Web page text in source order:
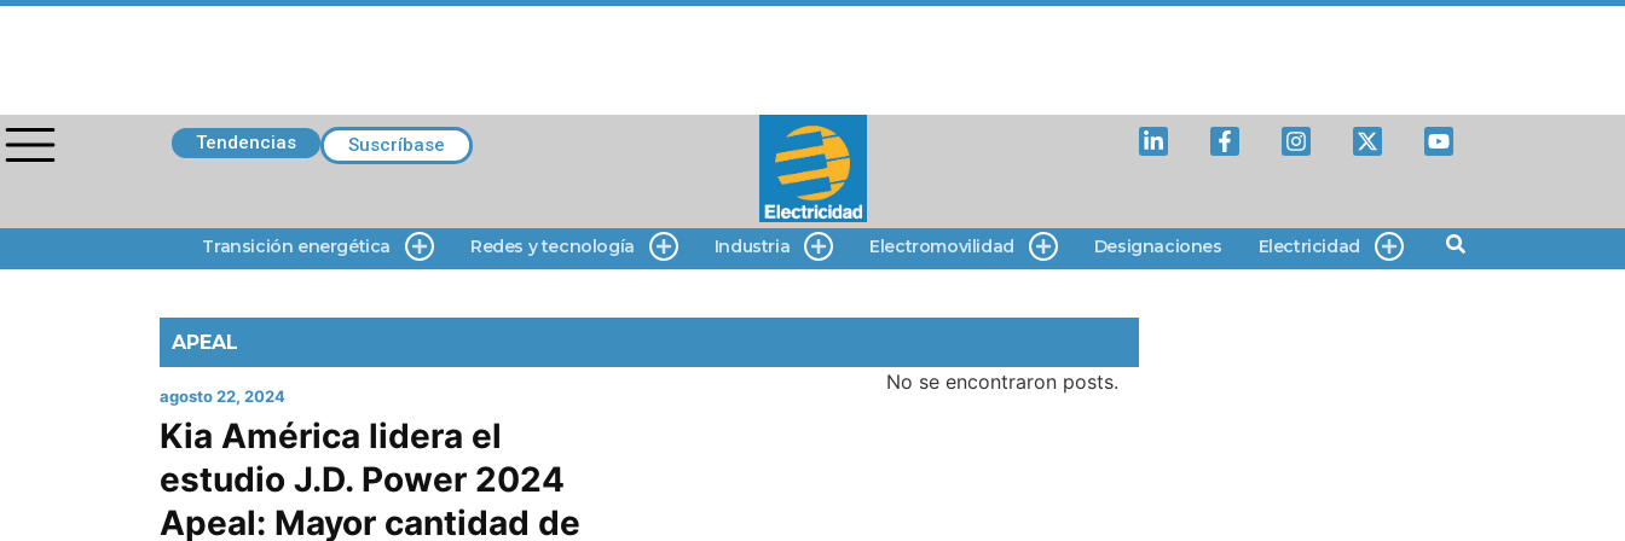
Tendencias Suscríbase
Transición energética Redes y tecnología Industria Electromovilidad Designaciones Electricidad
APEAL
agosto 22, 2024
Kia América lidera el
estudio J.D. Power 2024
Apeal: Mayor cantidad de
No se encontraron posts.